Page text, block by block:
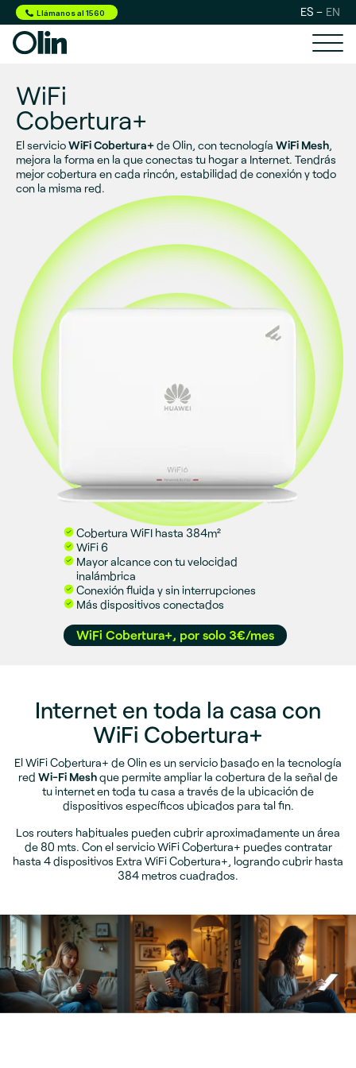
Llámanos al 1560 ES EN
WiFi
Cobertura+
El servicioWiFi Cobertura+de Olin, con tecnología WiFi Mesh,
mejora la forma en la que conectas tu hogar a Internet. Tendrás
mejor cobertura en cada rincón, estabilidad de conexión y todo
con la misma red.
Cobertura WiFI hasta 384m²
WiFi 6
Mayor alcance con tu velocidad
inalámbrica
Conexión fluida y sin interrupciones
Más dispositivos conectados
WiFi Cobertura+, por solo 3€/mes
Internet en toda la casa con
WiFi Cobertura+
El WiFi Cobertura+ de Olin es un servicio basado en la tecnología
red Wi-Fi Meshque permite ampliar la cobertura de la señal de
tu internet en toda tu casa a través de la ubicación de
dispositivos específicos ubicados para tal fin.
Los routers habituales pueden cubrir aproximadamente un área
de 80 mts. Con el servicio WiFi Cobertura+ puedes contratar
hasta 4 dispositivos Extra WiFi Cobertura+, logrando cubrir hasta
384 metros cuadrados.